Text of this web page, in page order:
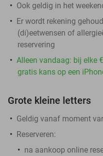
Ook geldig in het
Er wordt rekening
(di)eetwensen of
reservering
Alleen vandaag: bij elke
gratis kans op een
Grote kleine letters
Geldig vanaf moment
Reserveren:
na aankoop online